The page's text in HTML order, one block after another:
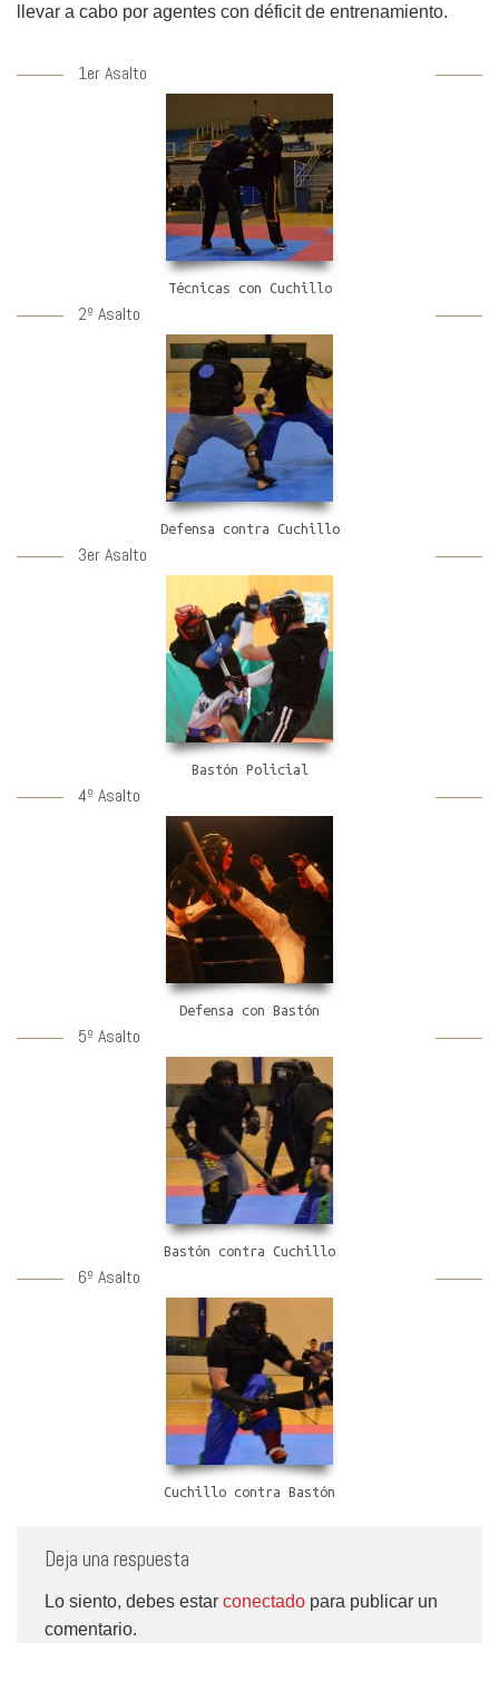
llevar a cabo por agentes con déficit de entrenamiento.
1er Asalto
Técnicas con Cuchillo
2º Asalto
Defensa contra Cuchillo
3er Asalto
Bastón Policial
4º Asalto
Defensa con Bastón
5º Asalto
Bastón contra Cuchillo
6º Asalto
Cuchillo contra Bastón
Deja una respuesta
Lo siento, debes estar conectado para publicar un
comentario.